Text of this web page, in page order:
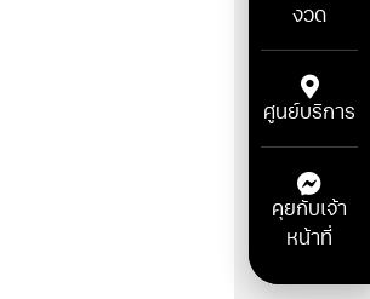
งวด
ศูนย์บริการ
คุยกับเจ้า
หน้าที่